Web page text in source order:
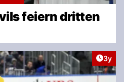
feiern dritten
3y